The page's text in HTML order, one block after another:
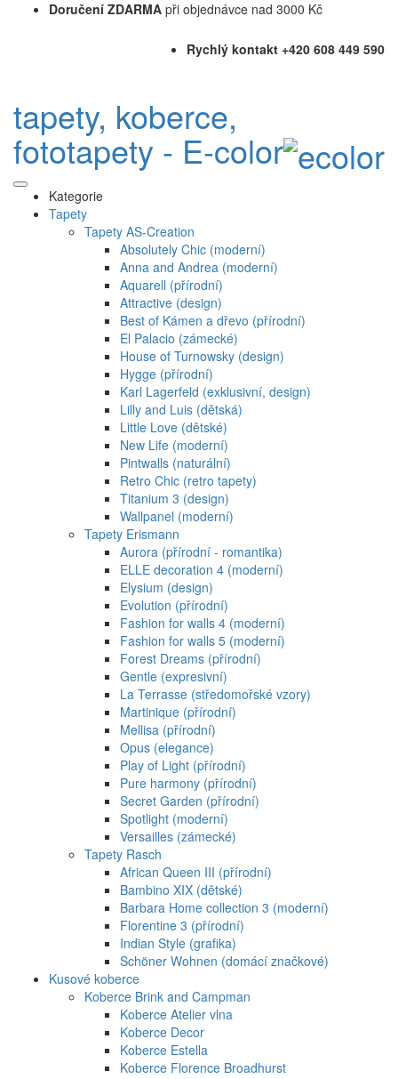
Doručení ZDARMA při objednávce nad 3000 Kč
Rychlý kontakt +420 608 449 590
tapety, koberce,
fototapety - E-color
Kategorie
Tapety
Tapety AS-Creation
Absolutely Chic (moderní)
Anna and Andrea (moderní)
Aquarell (přírodní)
Attractive (design)
Best of Kámen a dřevo (přírodní)
El Palacio (zámecké)
House of Turnowsky (design)
Hygge (přírodní)
Karl Lagerfeld (exklusivní, design)
Lilly and Luis (dětská)
Little Love (dětské)
New Life (moderní)
Pintwalls (naturální)
Retro Chic (retro tapety)
Titanium 3 (design)
Wallpanel (moderní)
Tapety Erismann
Aurora (přírodní - romantika)
ELLE decoration 4 (moderní)
Elysium (design)
Evolution (přírodní)
Fashion for walls 4 (moderní)
Fashion for walls 5 (moderní)
Forest Dreams (přírodní)
Gentle (expresivní)
La Terrasse (středomořské vzory)
Martinique (přírodní)
Mellisa (přírodní)
Opus (elegance)
Play of Light (přírodní)
Pure harmony (přírodní)
Secret Garden (přírodní)
Spotlight (moderní)
Versailles (zámecké)
Tapety Rasch
African Queen III (přírodní)
Bambino XIX (dětské)
Barbara Home collection 3 (moderní)
Florentine 3 (přírodní)
Indian Style (grafika)
Schöner Wohnen (domácí značkové)
Kusové koberce
Koberce Brink and Campman
Koberce Atelier vlna
Koberce Decor
Koberce Estella
Koberce Florence Broadhurst